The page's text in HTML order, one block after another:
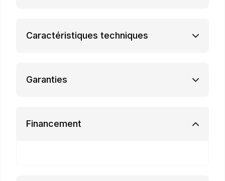
Caractéristiques techniques
Garanties
Financement